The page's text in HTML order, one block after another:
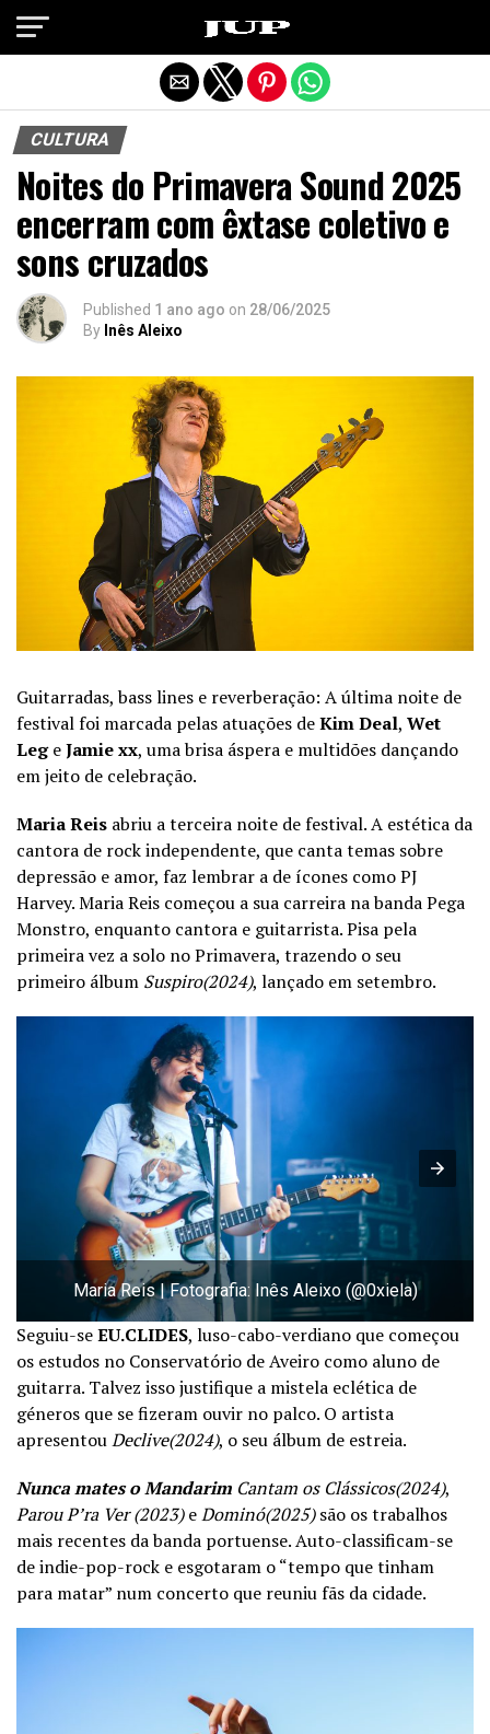
CULTURA
Noites do Primavera Sound 2025
encerram com êxtase coletivo e
sons cruzados
Published 1 ano ago on 28/06/2025
By Inês Aleixo
Guitarradas, bass lines e reverberação: A última noite de
festival foi marcada pelas atuações deKim Deal, Wet
LegeJamie xx, uma brisa áspera e multidões dançando
em jeito de celebração.
Maria Reis abriu a terceira noite de festival. A estética da
cantora de rock independente, que canta temas sobre
depressão e amor, faz lembrar a de ícones como PJ
Harvey. Maria Reis começou a sua carreira na banda Pega
Monstro, enquanto cantora e guitarrista. Pisa pela
primeira vez a solo no Primavera, trazendo o seu
primeiro álbum Suspiro(2024), lançado em setembro.
Maria Reis | Fotografia: Inês Aleixo (@0xiela)
Seguiu-seEU.CLIDES, luso-cabo-verdiano que começou
os estudos no Conservatório de Aveiro como aluno de
guitarra. Talvez isso justifique a mistela eclética de
géneros que se fizeram ouvir no palco. O artista
apresentouDeclive(2024), o seu álbum de estreia.
Nunca mates o Mandarim Cantam os Clássicos(2024),
Parou P’ra Ver (2023)eDominó(2025)são os trabalhos
mais recentes da banda portuense. Auto-classificam-se
de indie-pop-rock e esgotaram o “tempo que tinham
para matar” num concerto que reuniu fãs da cidade.
Exit mobile version